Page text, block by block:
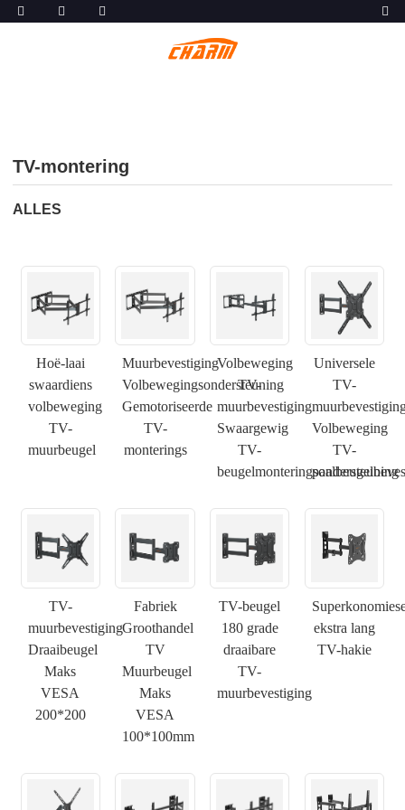
TV-montering
ALLES
Hoë-laai
swaardiens
volbeweging
TV-
muurbeugel
Muurbevestiging
Volbewegingsondersteuning
Gemotoriseerde
TV-
monterings
Volbeweging
TV-
muurbevestiging
Swaargewig
TV-
beugelmonteringsondersteuning
Universele
TV-
Volbeweging
TV-
TV-
muurbevestiging
Draaibeugel
Maks
VESA
200*200
Fabriek
Groothandel
TV
Muurbeugel
Maks
VESA
100*100mm
TV-beugel
180 grade
draaibare
TV-
muurbevestiging
ekstra lang
TV-hakie